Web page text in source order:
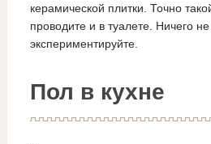
керамической плитки. Точно
проводите и в туалете. Ничего
экспериментируйте.
Пол в кухне